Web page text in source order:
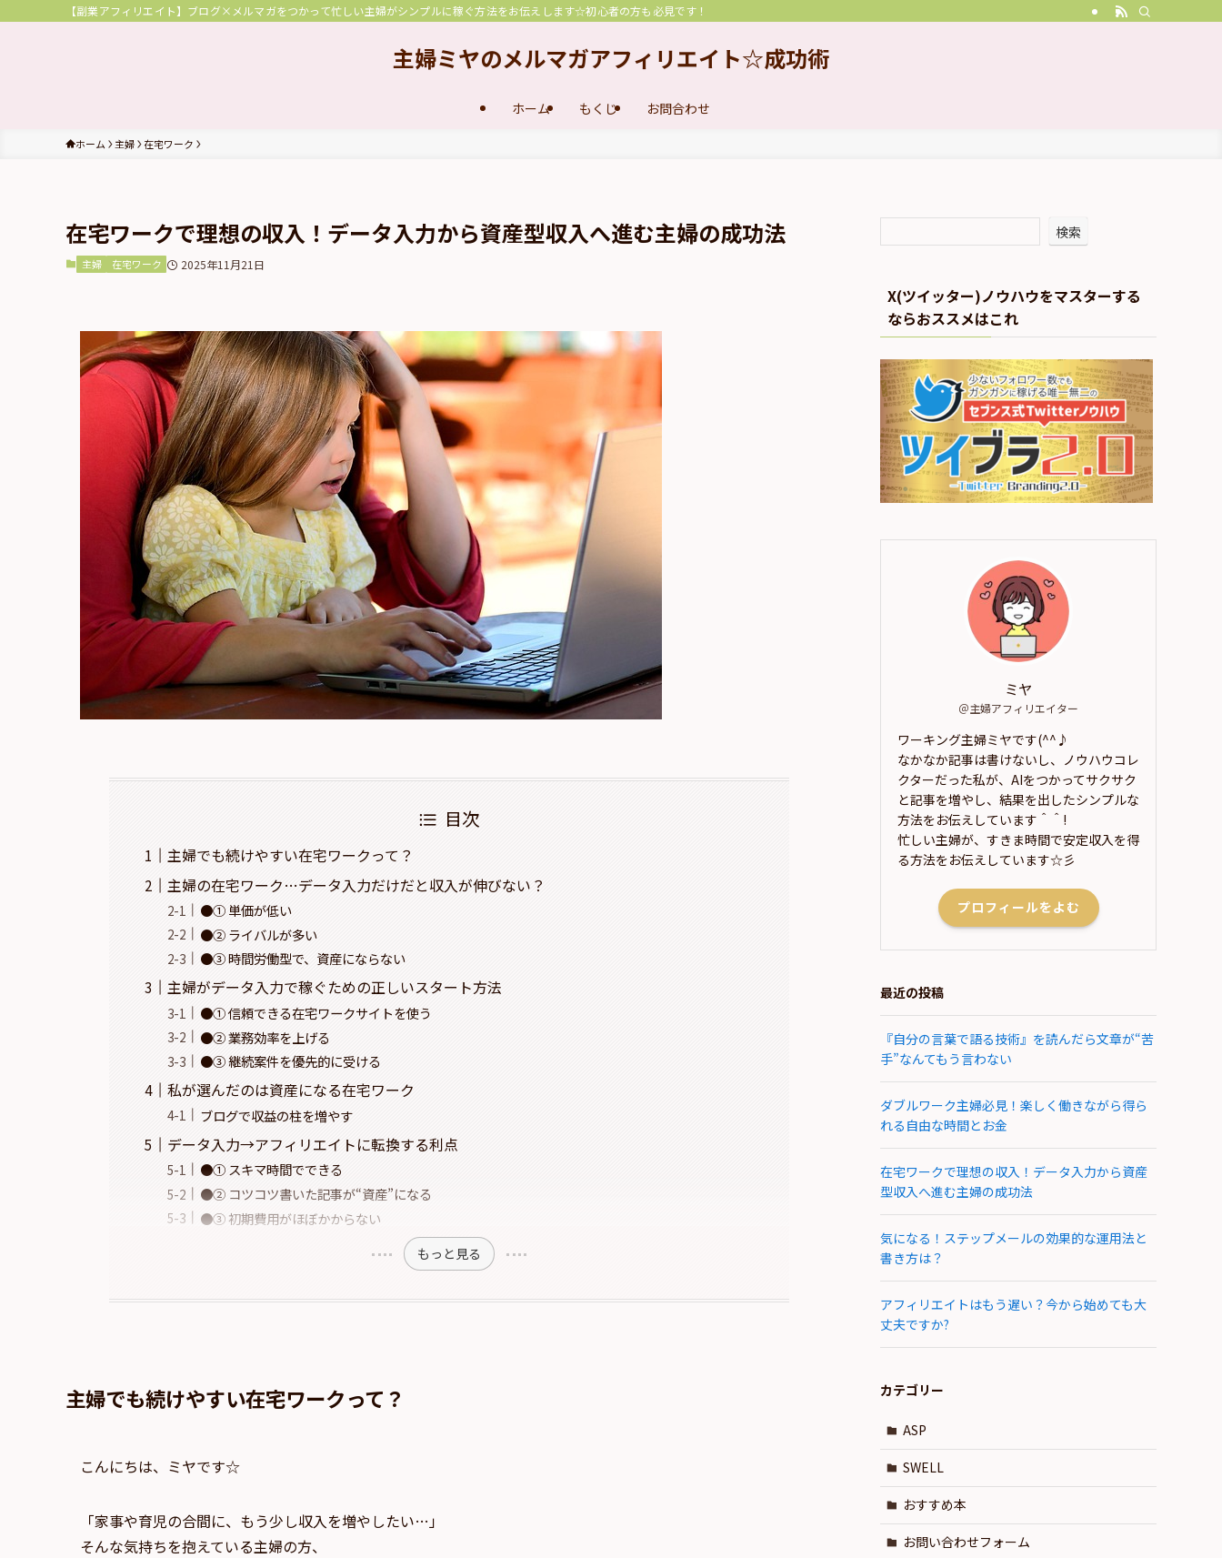
【副業アフィリエイト】ブログ×メルマガをつかって忙しい主婦がシンプルに稼ぐ方法をお伝えします☆初心者の方も必見です！
主婦ミヤのメルマガアフィリエイト☆成功術
ホーム もくじ お問合わせ
ホーム 主婦 在宅ワーク
在宅ワークで理想の収入！データ入力から資産型収入へ進む主婦の成功法
主婦 在宅ワーク 2025年11月21日
目次
主婦でも続けやすい在宅ワークって？
主婦の在宅ワーク…データ入力だけだと収入が伸びない？
●① 単価が低い
●② ライバルが多い
●③ 時間労働型で、資産にならない
主婦がデータ入力で稼ぐための正しいスタート方法
●① 信頼できる在宅ワークサイトを使う
●② 業務効率を上げる
●③ 継続案件を優先的に受ける
私が選んだのは資産になる在宅ワーク
ブログで収益の柱を増やす
データ入力→アフィリエイトに転換する利点
●① スキマ時間でできる
●② コツコツ書いた記事が“資産”になる
●③ 初期費用がほぼかからない
もっと見る
主婦でも続けやすい在宅ワークって？
こんにちは、ミヤです☆
「家事や育児の合間に、もう少し収入を増やしたい…」
そんな気持ちを抱えている主婦の方、
検索
X(ツイッター)ノウハウをマスターする
ならおススメはこれ
ミヤ
＠主婦アフィリエイター
ワーキング主婦ミヤです(^^♪
なかなか記事は書けないし、ノウハウコレ
クターだった私が、AIをつかってサクサク
と記事を増やし、結果を出したシンプルな
方法をお伝えしています＾＾!
忙しい主婦が、すきま時間で安定収入を得
る方法をお伝えしています☆彡
プロフィールをよむ
最近の投稿
『自分の言葉で語る技術』を読んだら文章が“苦
手”なんてもう言わない
ダブルワーク主婦必見！楽しく働きながら得ら
れる自由な時間とお金
在宅ワークで理想の収入！データ入力から資産
型収入へ進む主婦の成功法
気になる！ステップメールの効果的な運用法と
書き方は？
アフィリエイトはもう遅い？今から始めても大
丈夫ですか?
カテゴリー
ASP
SWELL
おすすめ本
お問い合わせフォーム